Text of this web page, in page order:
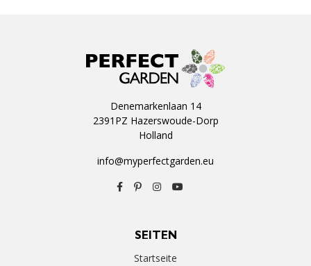
Denemarkenlaan 14
2391PZ Hazerswoude-Dorp
Holland
info@myperfectgarden.eu
SEITEN
Startseite